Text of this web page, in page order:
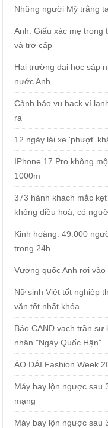
Những người Mỹ trắng
Anh: Giấu xác mẹ trong
và trợ cấp
Hai trường đại học sáp
nước Anh
Cảnh báo vụ hack ví
ra
12 ngày lái xe 'phượt'
IPhone 17 Pro không
1000m
373 hành khách mắc
không điều hoà, có
Kinh hoàng: 49.000
trong 24h
Vương quốc Anh rơi
Nữ sinh Việt tốt nghiệp
văn tốt nhất khóa
Báo CAND vạch trần
nhân "Ngày Quốc Hận"
ÁO DÀI Fashion Week
Máy bay lộn ngược sau
mạng
Máy bay lộn ngược sau